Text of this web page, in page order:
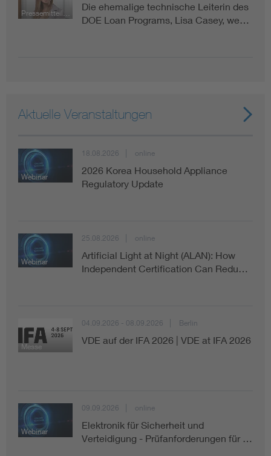
Pressemitteilung
Die ehemalige technische Leiterin des
DOE Loan Programs, Lisa Casey, we…
Aktuelle Veranstaltungen
Webinar
18.08.2026 online
2026 Korea Household Appliance
Regulatory Update
Webinar
25.08.2026 online
Artificial Light at Night (ALAN): How
Independent Certification Can Redu…
Messe
04.09.2026 - 08.09.2026 Berlin
VDE auf der IFA 2026 | VDE at IFA 2026
Webinar
09.09.2026 online
Elektronik für Sicherheit und
Verteidigung - Prüfanforderungen für …